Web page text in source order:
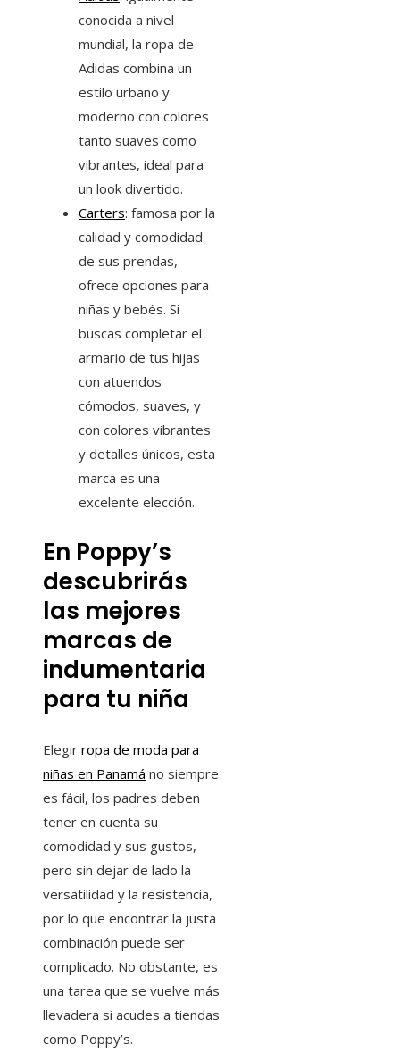
conocida a nivel
mundial, la ropa de
Adidas combina un
estilo urbano y
moderno con colores
tanto suaves como
vibrantes, ideal para
un look divertido.
Carters: famosa por la
calidad y comodidad
de sus prendas,
ofrece opciones para
niñas y bebés. Si
buscas completar el
armario de tus hijas
con atuendos
cómodos, suaves, y
con colores vibrantes
y detalles únicos, esta
marca es una
excelente elección.
En Poppy’s
descubrirás
las mejores
marcas de
indumentaria
para tu niña
Elegir ropa de moda para
niñas en Panamá no siempre
es fácil, los padres deben
tener en cuenta su
comodidad y sus gustos,
pero sin dejar de lado la
versatilidad y la resistencia,
por lo que encontrar la justa
combinación puede ser
complicado. No obstante, es
una tarea que se vuelve más
llevadera si acudes a tiendas
como Poppy’s.